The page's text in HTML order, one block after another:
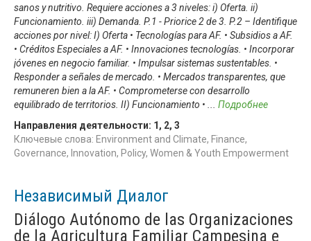
sanos y nutritivo. Requiere acciones a 3 niveles: i) Oferta. ii)
Funcionamiento. iii) Demanda. P.1 - Priorice 2 de 3. P.2 – Identifique
acciones por nivel: I) Oferta • Tecnologías para AF. • Subsidios a AF.
• Créditos Especiales a AF. • Innovaciones tecnologías. • Incorporar
jóvenes en negocio familiar. • Impulsar sistemas sustentables. •
Responder a señales de mercado. • Mercados transparentes, que
remuneren bien a la AF. • Comprometerse con desarrollo
equilibrado de territorios. II) Funcionamiento •
Подробнее
Направления деятельности: 1 , 2, 3
Ключевые слова: Environment and Climate, Finance,
Governance, Innovation, Policy, Women & Youth Empowerment
Независимый Диалог
Diálogo Autónomo de las Organizaciones
de la Agricultura Familiar Campesina e